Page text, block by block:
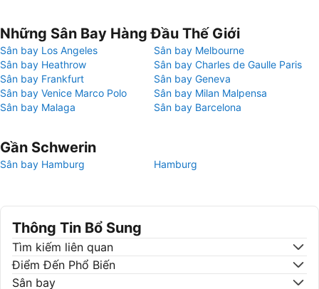
Những Sân Bay Hàng Đầu Thế Giới
Sân bay Los Angeles
Sân bay Melbourne
Sân bay Heathrow
Sân bay Charles de Gaulle Paris
Sân bay Frankfurt
Sân bay Geneva
Sân bay Venice Marco Polo
Sân bay Milan Malpensa
Sân bay Malaga
Sân bay Barcelona
Gần Schwerin
Sân bay Hamburg Hamburg
Thông Tin Bổ Sung
Tìm kiếm liên quan
Điểm Đến Phổ Biến
Sân bay